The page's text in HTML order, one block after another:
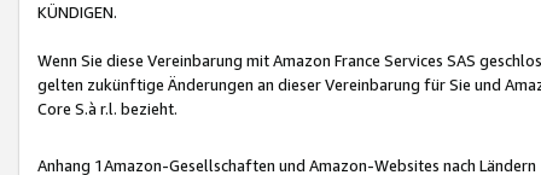
KÜNDIGEN.
Wenn Sie diese Vereinbarung mit Amazon France Services SAS
gelten zukünftige Änderungen an dieser Vereinbarung für Sie und
Core S.à r.l. bezieht.
Anhang 1Amazon-Gesellschaften und Amazon-Websites nach Ländern